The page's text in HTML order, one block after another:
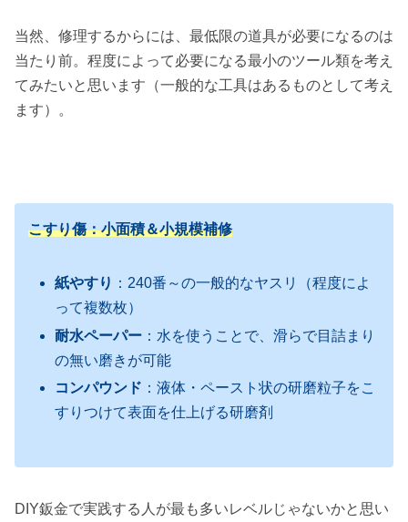
当然、修理するからには、最低限の道具が必要になるのは
当たり前。程度によって必要になる最小のツール類を考え
てみたいと思います（一般的な工具はあるものとして考え
ます）。
こすり傷：小面積＆小規模補修
紙やすり ：240番～の一般的なヤスリ（程度によ
って複数枚）
耐水ペーパー ：水を使うことで、滑らで目詰まり
の無い磨きが可能
コンパウンド ：液体・ペースト状の研磨粒子をこ
すりつけて表面を仕上げる研磨剤
DIY鈑金で実践する人が最も多いレベルじゃないかと思い